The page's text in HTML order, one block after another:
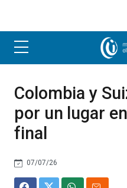
Colombia y
por un lugar
final
07/07/26